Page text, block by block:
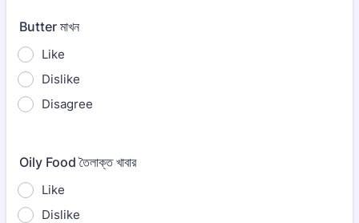
Butter মাখন
Like
Dislike
Disagree
Oily Food তৈলাক্ত খাবার
Like
Dislike